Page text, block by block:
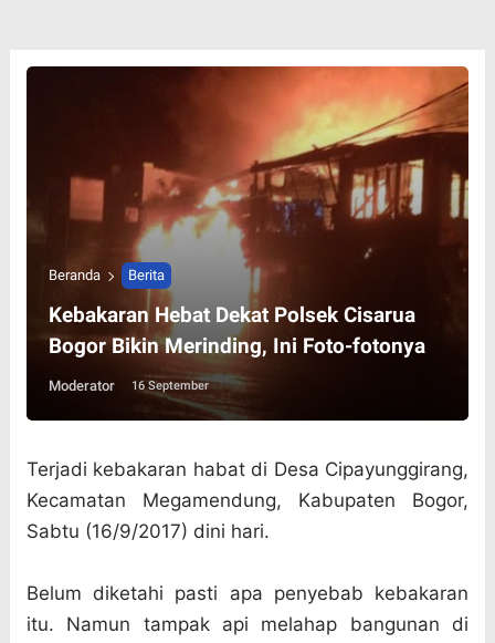
Beranda Berita
Kebakaran Hebat Dekat Polsek Cisarua
Bogor Bikin Merinding, Ini Foto-fotonya
Moderator 16 September
Terjadi kebakaran habat di Desa Cipayunggirang,
Kecamatan Megamendung, Kabupaten Bogor,
Sabtu (16/9/2017) dini hari.
Belum diketahi pasti apa penyebab kebakaran
itu. Namun tampak api melahap bangunan di